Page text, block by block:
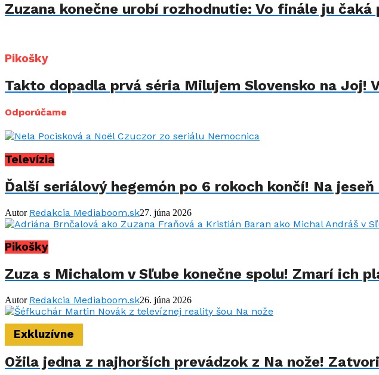
Zuzana konečne urobí rozhodnutie: Vo finále ju čaká
Pikošky
Takto dopadla prvá séria Milujem Slovensko na Joj!
Odporúčame
Televízia
Ďalší seriálový hegemón po 6 rokoch končí! Na
Autor Redakcia Mediaboom.sk27. júna 2026
Pikošky
Zuza s Michalom v Sľube konečne spolu! Zmarí ich
Autor Redakcia Mediaboom.sk26. júna 2026
Exkluzívne
Ožila jedna z najhorších prevádzok z Na nože!